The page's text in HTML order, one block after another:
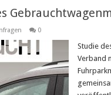
0
Studie
Verband